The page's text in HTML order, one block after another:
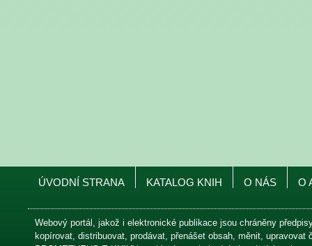
ÚVODNÍ STRANA KATALOG KNIH O NÁS O
Webový portál, jakož i elektronické publikace jsou chráněny
kopírovat, distribuovat, prodávat, přenášet obsah, měnit,